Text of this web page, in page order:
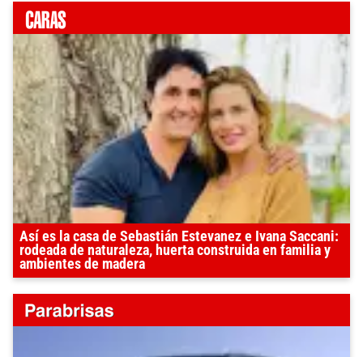
Así es la casa de Sebastián Estevanez e Ivana Saccani:
rodeada de naturaleza, huerta construida en familia y
ambientes de madera